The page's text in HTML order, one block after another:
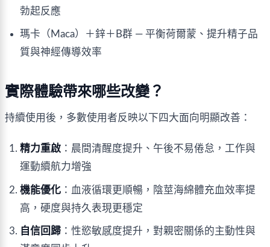
勃起反應
瑪卡（Maca）＋鋅＋B群 — 平衡荷爾蒙、提升精子品
質與神經傳導效率
實際體驗帶來哪些改變？
持續使用後，多數使用者反映以下四大面向明顯改善：
精力重啟 ：晨間清醒度提升、午後不易倦怠，工作與
運動續航力增強
機能優化 ：血液循環更順暢，陰莖海綿體充血效率提
高，硬度與持久表現更穩定
自信回歸 ：性慾敏感度提升，對親密關係的主動性與